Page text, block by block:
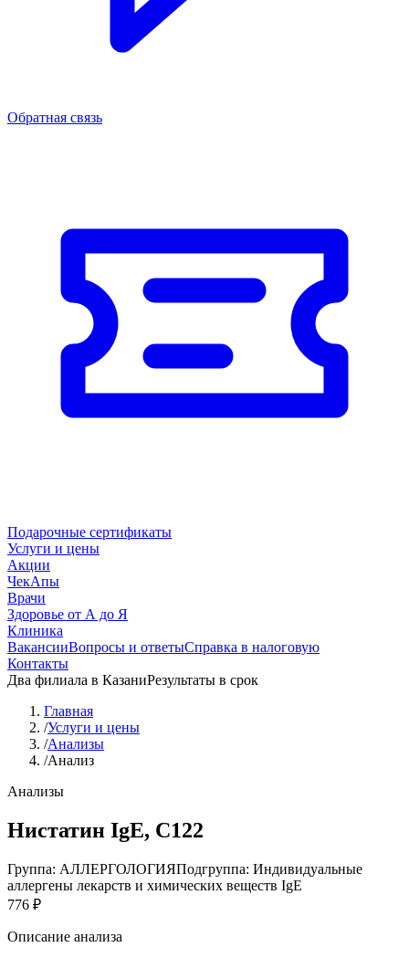
Обратная связь
Подарочные сертификаты
Услуги и цены
Акции
ЧекАпы
Врачи
Здоровье от А до Я
Клиника
ВакансииВопросы и ответыСправка в налоговую
Контакты
Два филиала в КазаниРезультаты в срок
Главная
/Услуги и цены
/Анализы
/Анализ
Анализы
Нистатин IgE, C122
Группа: АЛЛЕРГОЛОГИЯПодгруппа: Индивидуальные
аллергены лекарств и химических веществ IgE
776 ₽
Описание анализа